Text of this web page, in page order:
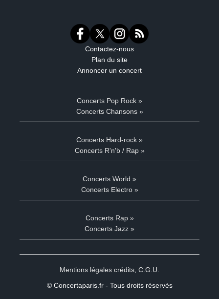
Contactez-nous
Plan du site
Annoncer un concert
Concerts Pop Rock »
Concerts Chansons »
Concerts Hard-rock »
Concerts R'n'b / Rap »
Concerts World »
Concerts Electro »
Concerts Rap »
Concerts Jazz »
Mentions légales crédits C.G.U.
© Concertaparis.fr - Tous droits réservés